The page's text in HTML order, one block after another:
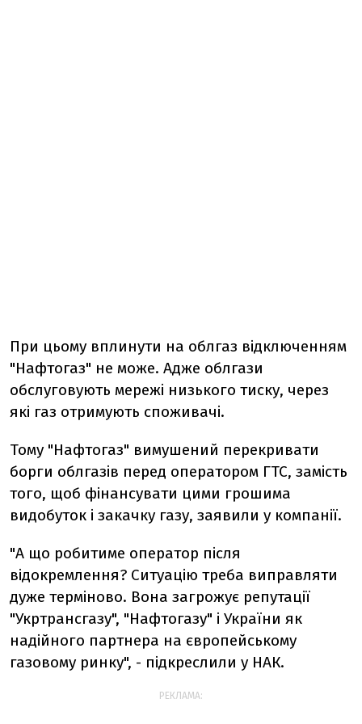
При цьому вплинути на облгаз відключенням
"Нафтогаз" не може. Адже облгази
обслуговують мережі низького тиску, через
які газ отримують споживачі.
Тому "Нафтогаз" вимушений перекривати
борги облгазів перед оператором ГТС, замість
того, щоб фінансувати цими грошима
видобуток і закачку газу, заявили у компанії.
"А що робитиме оператор після
відокремлення? Ситуацію треба виправляти
дуже терміново. Вона загрожує репутації
"Укртрансгазу", "Нафтогазу" і України як
надійного партнера на європейському
газовому ринку", - підкреслили у НАК.
РЕКЛАМА: